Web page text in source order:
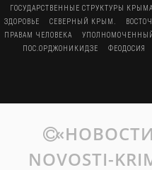
ГОСУДАРСТВЕННЫЕ СТРУКТУРЫ
ЗДОРОВЬЕ
СЕВЕРНЫЙ КРЫМ.
ПРАВАМ ЧЕЛОВЕКА
ПОС.ОРДЖОНИКИДЗЕ
ФЕОДОСИЯ
NOVOSTI-